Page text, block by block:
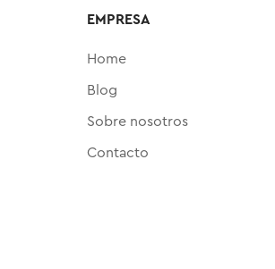
EMPRESA
Home
Blog
Sobre nosotros
Contacto